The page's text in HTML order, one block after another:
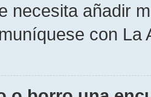
necesita añadir
con La